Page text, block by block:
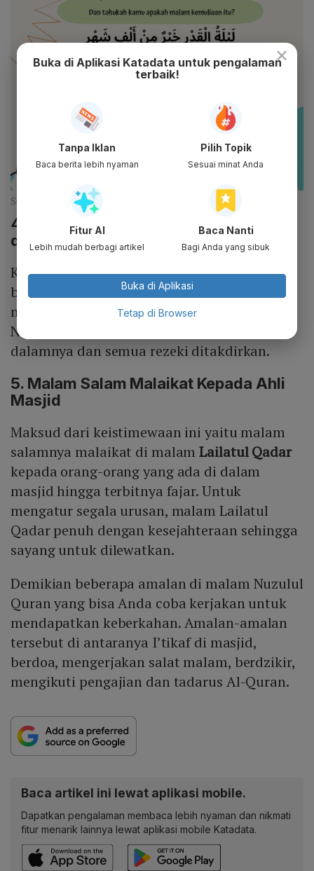
Surah Al-Qadar ayat 1-5 (Id.pinterest.com)
4. Malam Ditakdirkannya Urusan Mulai
dari Ajal hingga Rezeki
Keistimewaan malam Nuzulul Quran
berikutnya yaitu ditakdirkannya urusan
mulai dari ajal hingga rezeki. Pada malam
Nuzulul Quran semua urusan ditetapkan di
dalamnya dan semua rezeki ditakdirkan.
5. Malam Salam Malaikat Kepada Ahli
Masjid
Maksud dari keistimewaan ini yaitu malam
salamnya malaikat di malamLailatul Qadar
kepada orang-orang yang ada di dalam
masjid hingga terbitnya fajar. Untuk
mengatur segala urusan, malam Lailatul
Qadar penuh dengan kesejahteraan sehingga
sayang untuk dilewatkan.
Demikian beberapa amalan di malam Nuzulul
Quran yang bisa Anda coba kerjakan untuk
mendapatkan keberkahan. Amalan-amalan
tersebut di antaranya I’tikaf di masjid,
berdoa, mengerjakan salat malam, berdzikir,
mengikuti pengajian dan tadarus Al-Quran.
Baca artikel ini lewat aplikasi mobile.
Dapatkan pengalaman membaca lebih nyaman dan nikmati
fitur menarik lainnya lewat aplikasi mobile Katadata.
×
Buka di Aplikasi Katadata untuk pengalaman
terbaik!
Tanpa Iklan
Baca berita lebih nyaman
Pilih Topik
Sesuai minat Anda
Fitur AI
Lebih mudah berbagi artikel
Baca Nanti
Bagi Anda yang sibuk
Buka di Aplikasi
Tetap di Browser